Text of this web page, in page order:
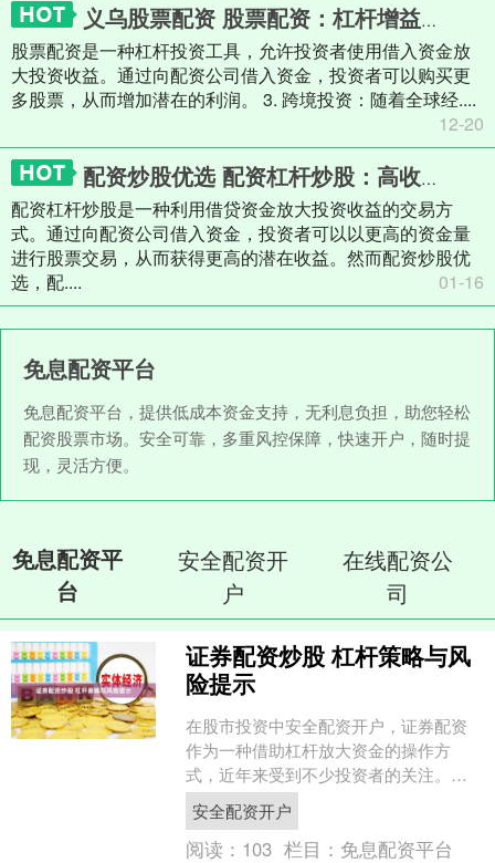
义乌股票配资 股票配资：杠杆增益，放大投资收益
股票配资是一种杠杆投资工具，允许投资者使用借入资金放
大投资收益。通过向配资公司借入资金，投资者可以购买更
多股票，从而增加潜在的利润。 3. 跨境投资：随着全球经....
12-20
配资炒股优选 配资杠杆炒股：高收益背后的风险与机遇
配资杠杆炒股是一种利用借贷资金放大投资收益的交易方
式。通过向配资公司借入资金，投资者可以以更高的资金量
进行股票交易，从而获得更高的潜在收益。然而配资炒股优
选，配....
01-16
免息配资平台
免息配资平台，提供低成本资金支持，无利息负担，助您轻松
配资股票市场。安全可靠，多重风控保障，快速开户，随时提
现，灵活方便。
免息配资平
台
安全配资开
户
在线配资公
司
证券配资炒股 杠杆策略与风
险提示
在股市投资中安全配资开户，证券配资
作为一种借助杠杆放大资金的操作方
式，近年来受到不少投资者的关注。所
谓配资，是指投资者通过向配资公司或
平台借入资金，以自有资金作....
安全配资开户
阅读： 103 栏目： 免息配资平台